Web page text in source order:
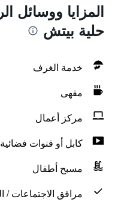
المزايا ووسائل
حلية بيتش
خدمة الغرف
مقهى
مركز أعمال
كابل أو قنوات فضائية
مسبح أطفال
مرافق الاجتماعات /